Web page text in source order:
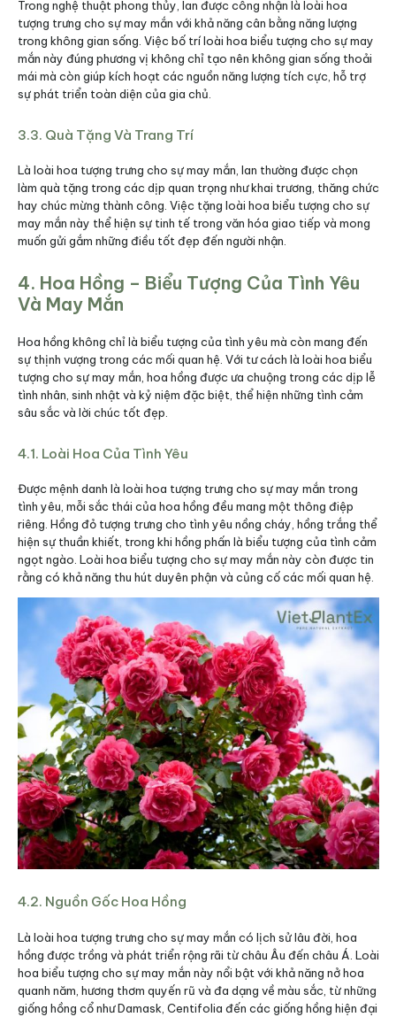
Trong nghệ thuật phong thủy, lan được công nhận là loài hoa
tượng trưng cho sự may mắn với khả năng cân bằng năng lượng
trong không gian sống. Việc bố trí loài hoa biểu tượng cho sự may
mắn này đúng phương vị không chỉ tạo nên không gian sống thoải
mái mà còn giúp kích hoạt các nguồn năng lượng tích cực, hỗ trợ
sự phát triển toàn diện của gia chủ.
3.3. Quà Tặng Và Trang Trí
Là loài hoa tượng trưng cho sự may mắn, lan thường được chọn
làm quà tặng trong các dịp quan trọng như khai trương, thăng chức
hay chúc mừng thành công. Việc tặng loài hoa biểu tượng cho sự
may mắn này thể hiện sự tinh tế trong văn hóa giao tiếp và mong
muốn gửi gắm những điều tốt đẹp đến người nhận.
4. Hoa Hồng – Biểu Tượng Của Tình Yêu
Và May Mắn
Hoa hồng không chỉ là biểu tượng của tình yêu mà còn mang đến
sự thịnh vượng trong các mối quan hệ. Với tư cách là loài hoa biểu
tượng cho sự may mắn, hoa hồng được ưa chuộng trong các dịp lễ
tình nhân, sinh nhật và kỷ niệm đặc biệt, thể hiện những tình cảm
sâu sắc và lời chúc tốt đẹp.
4.1. Loài Hoa Của Tình Yêu
Được mệnh danh là loài hoa tượng trưng cho sự may mắn trong
tình yêu, mỗi sắc thái của hoa hồng đều mang một thông điệp
riêng. Hồng đỏ tượng trưng cho tình yêu nồng cháy, hồng trắng thể
hiện sự thuần khiết, trong khi hồng phấn là biểu tượng của tình cảm
ngọt ngào. Loài hoa biểu tượng cho sự may mắn này còn được tin
rằng có khả năng thu hút duyên phận và củng cố các mối quan hệ.
4.2. Nguồn Gốc Hoa Hồng
Là loài hoa tượng trưng cho sự may mắn có lịch sử lâu đời, hoa
hồng được trồng và phát triển rộng rãi từ châu Âu đến châu Á. Loài
hoa biểu tượng cho sự may mắn này nổi bật với khả năng nở hoa
quanh năm, hương thơm quyến rũ và đa dạng về màu sắc, từ những
giống hồng cổ như Damask, Centifolia đến các giống hồng hiện đại